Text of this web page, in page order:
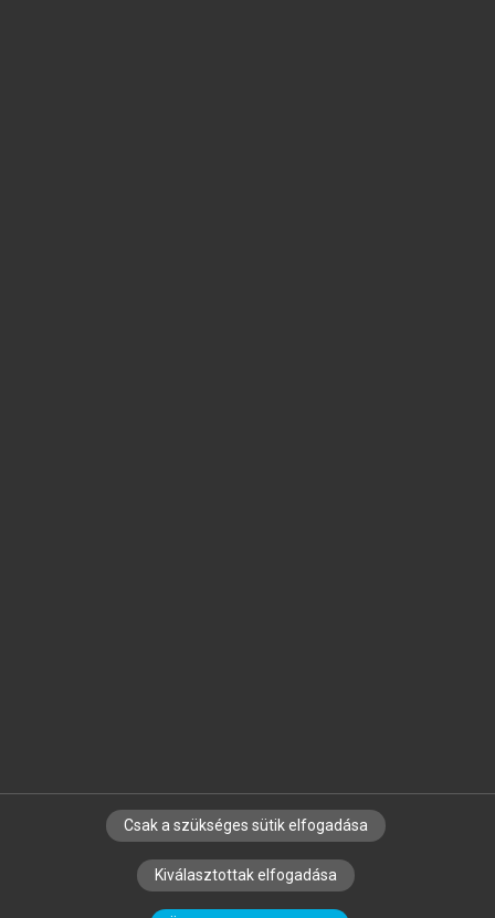
SZERZŐKNEK CÉGEKNEK KÖNYVTÁROSOKNAK
SZERKESZTÉSI ÉS LEKTORÁLÁSI ALAPELVEK
Csak a szükséges sütik elfogadása
Kiválasztottak elfogadása